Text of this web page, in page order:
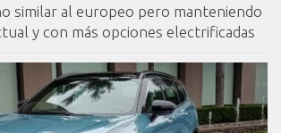
similar al europeo pero manteniendo
y con más opciones electrificadas